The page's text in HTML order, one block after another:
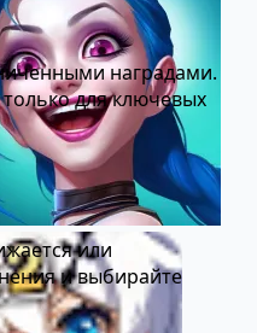
наградами.
для ключевых
или
и выбирайте